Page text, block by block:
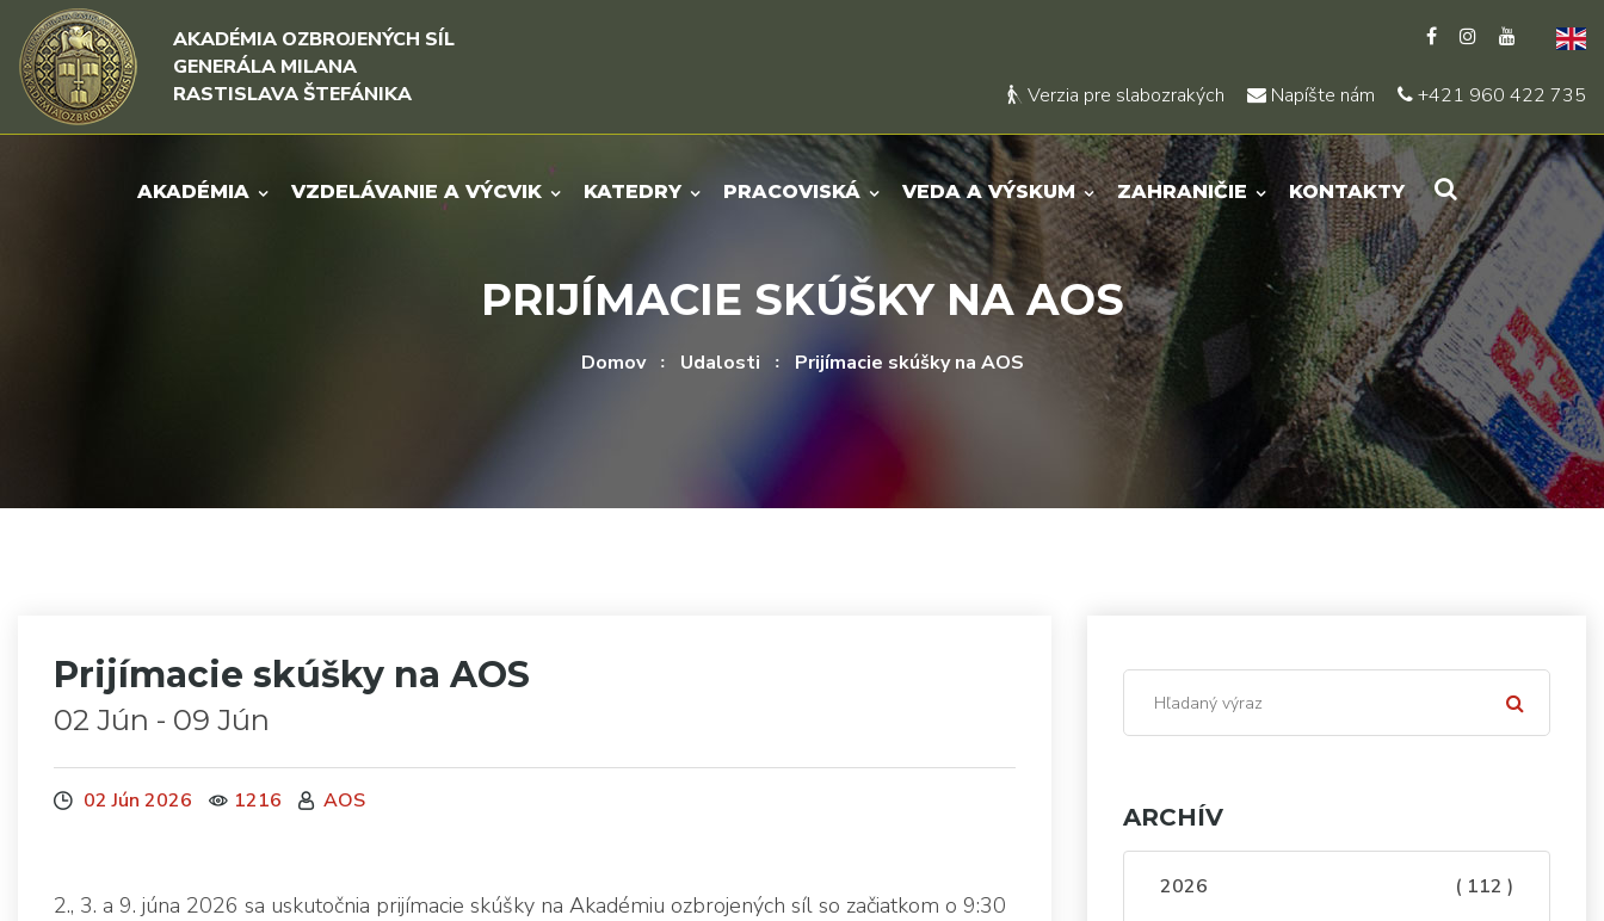
Rovno na obsah
Rovno na menu
AKADÉMIA OZBROJENÝCH SÍL
GENERÁLA MILANA
RASTISLAVA ŠTEFÁNIKA
Verzia pre slabozrakých Napíšte nám +421 960 422 735
AKADÉMIA VZDELÁVANIE A VÝCVIK KATEDRY PRACOVISKÁ VEDA A VÝSKUM ZAHRANIČIE KONTAKTY
PRIJÍMACIE SKÚŠKY NA AOS
Domov Udalosti Prijímacie skúšky na AOS
Prijímacie skúšky na AOS
02 Jún - 09 Jún
02 Jún 2026 1216 AOS
2., 3. a 9. júna 2026 sa uskutočnia prijímacie skúšky na Akadémiu ozbrojených síl so začiatkom o 9:30
ARCHÍV
2026 ( 112 )